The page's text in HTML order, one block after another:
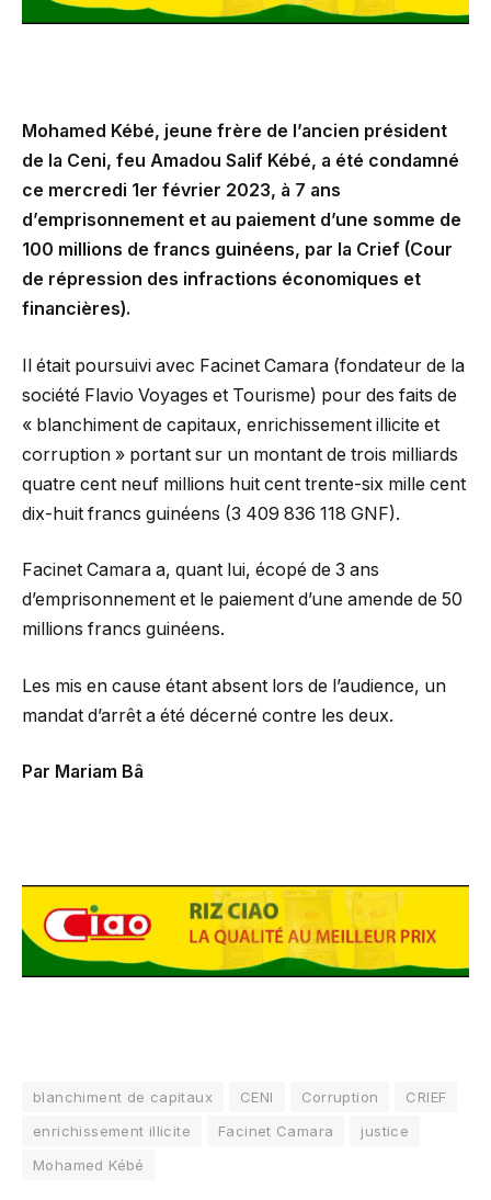
Mohamed Kébé, jeune frère de l’ancien président
de la Ceni, feu Amadou Salif Kébé, a été condamné
ce mercredi 1er février 2023, à 7 ans
d’emprisonnement et au paiement d’une somme de
100 millions de francs guinéens, par la Crief (Cour
de répression des infractions économiques et
financières).
Il était poursuivi avec Facinet Camara (fondateur de la
société Flavio Voyages et Tourisme) pour des faits de
« blanchiment de capitaux, enrichissement illicite et
corruption » portant sur un montant de trois milliards
quatre cent neuf millions huit cent trente-six mille cent
dix-huit francs guinéens (3 409 836 118 GNF).
Facinet Camara a, quant lui, écopé de 3 ans
d’emprisonnement et le paiement d’une amende de 50
millions francs guinéens.
Les mis en cause étant absent lors de l’audience, un
mandat d’arrêt a été décerné contre les deux.
Par Mariam Bâ
blanchiment de capitaux CENI Corruption
CRIEF
enrichissement illicite
Facinet Camara
justice
Mohamed Kébé